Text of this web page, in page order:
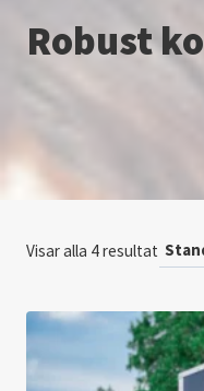
Robust
Visar alla 4 resultat